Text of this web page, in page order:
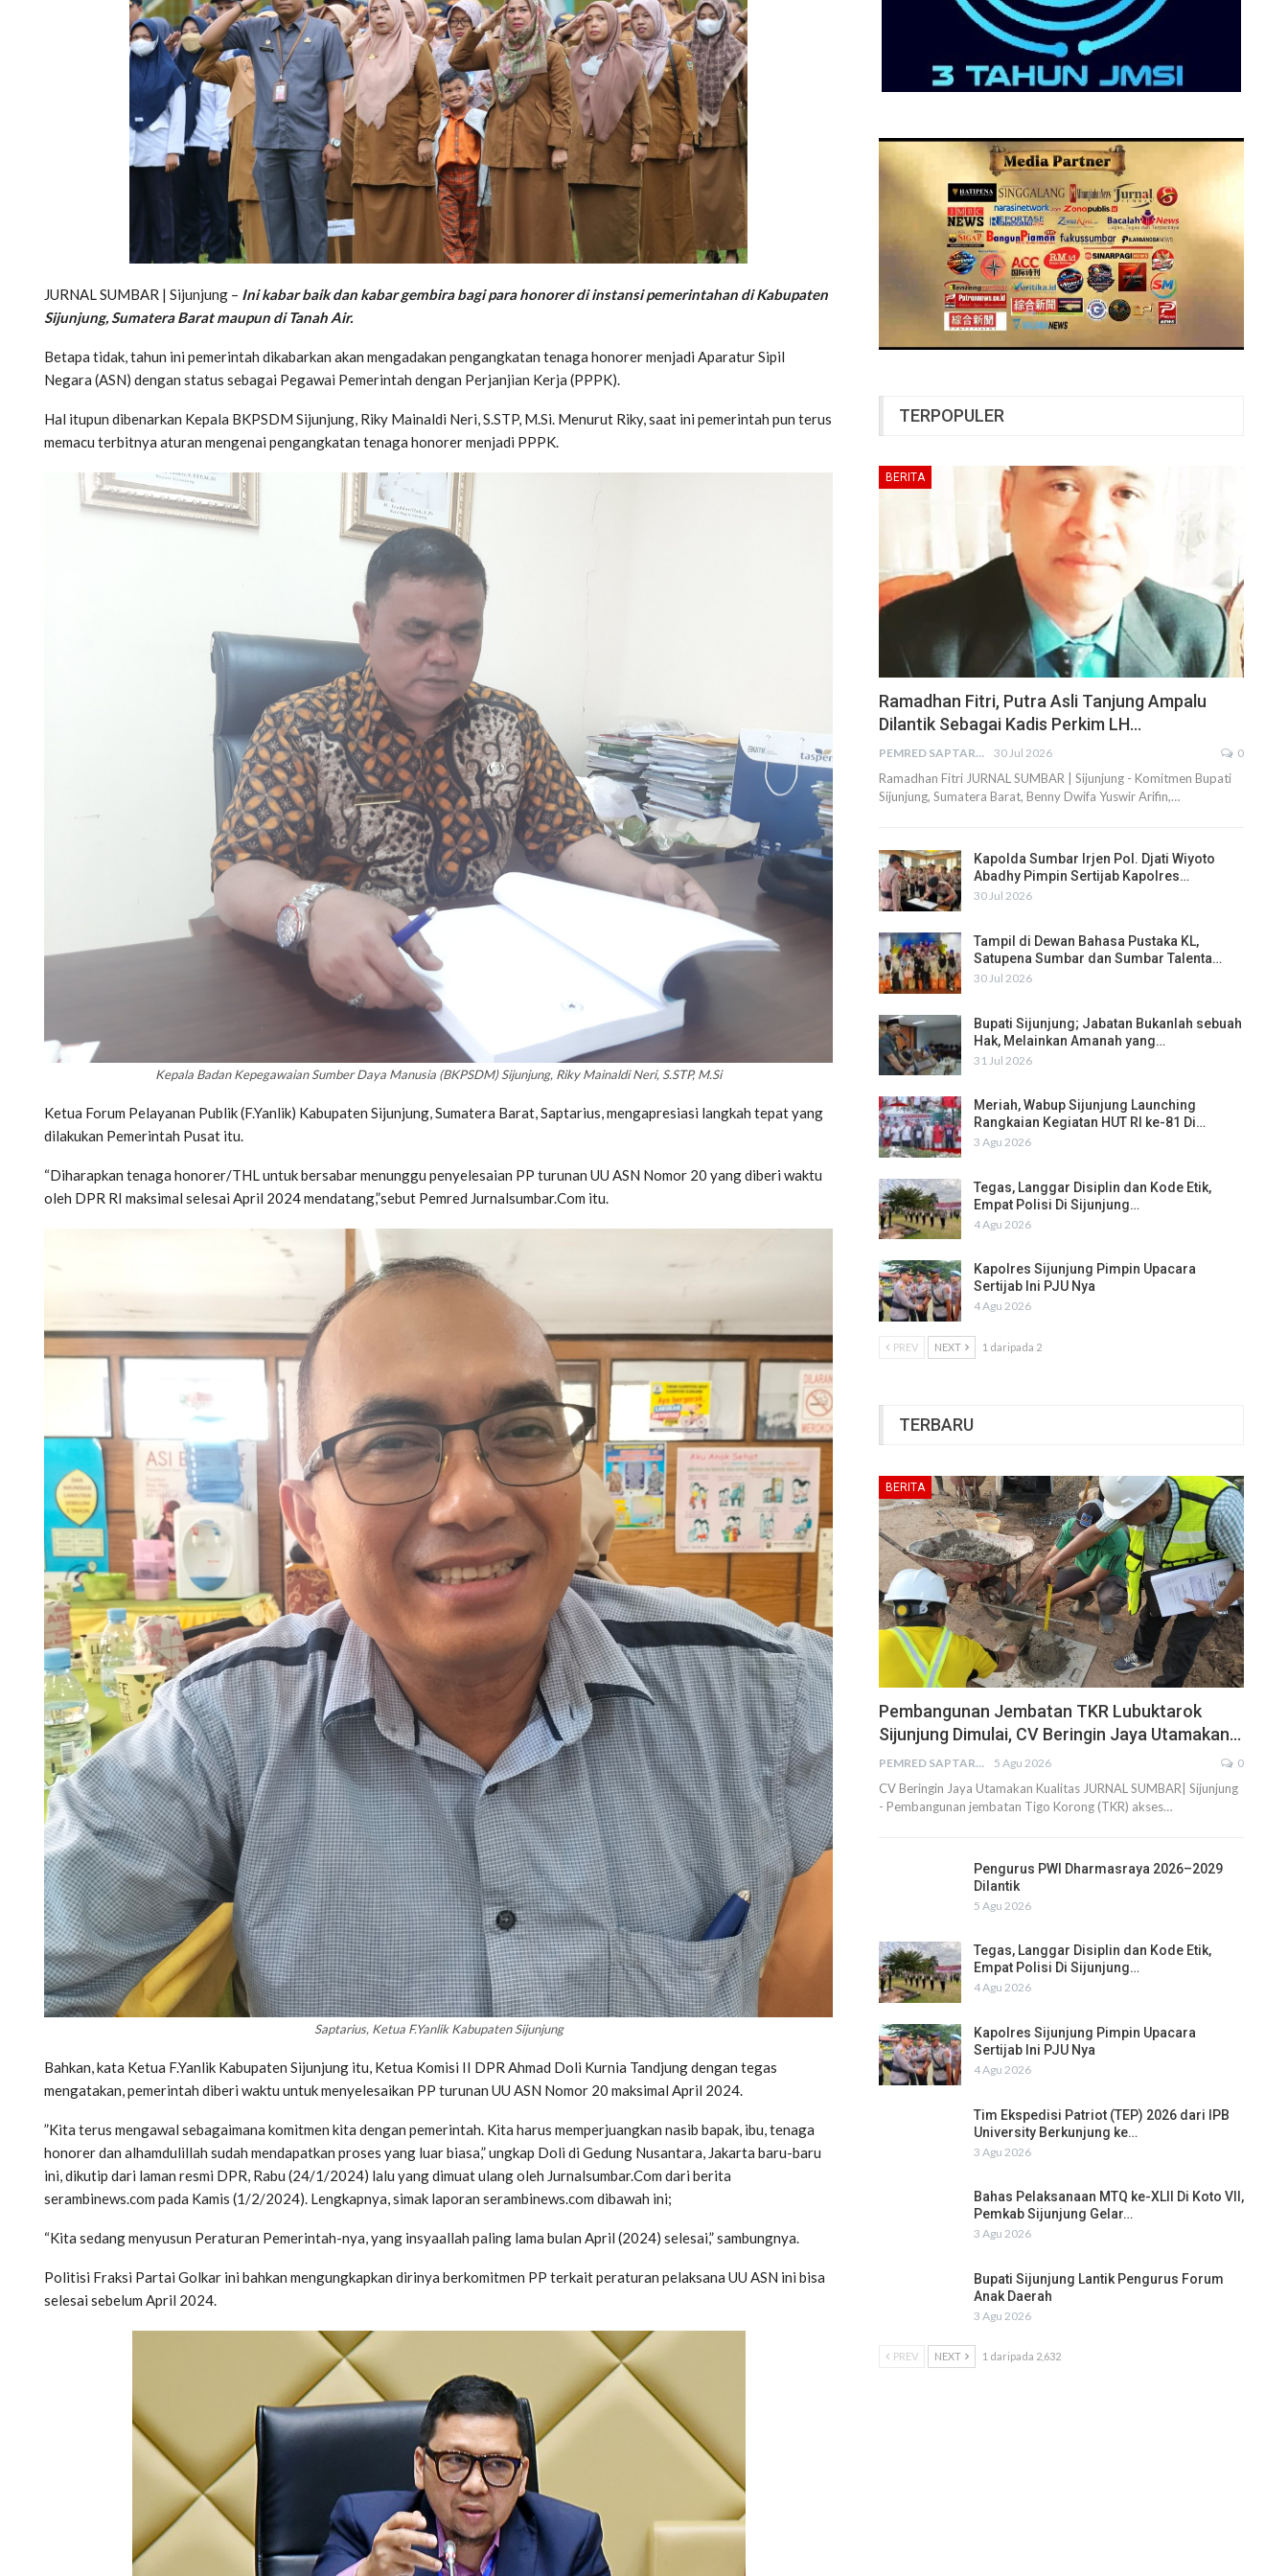
JURNAL SUMBAR | Sijunjung – Ini kabar baik dan kabar gembira bagi para honorer di instansi pemerintahan di Kabupaten
Sijunjung, Sumatera Barat maupun di Tanah Air.
Betapa tidak, tahun ini pemerintah dikabarkan akan mengadakan pengangkatan tenaga honorer menjadi Aparatur Sipil
Negara (ASN) dengan status sebagai Pegawai Pemerintah dengan Perjanjian Kerja (PPPK).
Hal itupun dibenarkan Kepala BKPSDM Sijunjung, Riky Mainaldi Neri, S.STP, M.Si. Menurut Riky, saat ini pemerintah pun terus
memacu terbitnya aturan mengenai pengangkatan tenaga honorer menjadi PPPK.
Kepala Badan Kepegawaian Sumber Daya Manusia (BKPSDM) Sijunjung, Riky Mainaldi Neri, S.STP, M.Si
Ketua Forum Pelayanan Publik (F.Yanlik) Kabupaten Sijunjung, Sumatera Barat, Saptarius, mengapresiasi langkah tepat yang
dilakukan Pemerintah Pusat itu.
“Diharapkan tenaga honorer/THL untuk bersabar menunggu penyelesaian PP turunan UU ASN Nomor 20 yang diberi waktu
oleh DPR RI maksimal selesai April 2024 mendatang,”sebut Pemred Jurnalsumbar.Com itu.
Saptarius, Ketua F.Yanlik Kabupaten Sijunjung
Bahkan, kata Ketua F.Yanlik Kabupaten Sijunjung itu, Ketua Komisi II DPR Ahmad Doli Kurnia Tandjung dengan tegas
mengatakan, pemerintah diberi waktu untuk menyelesaikan PP turunan UU ASN Nomor 20 maksimal April 2024.
”Kita terus mengawal sebagaimana komitmen kita dengan pemerintah. Kita harus memperjuangkan nasib bapak, ibu, tenaga
honorer dan alhamdulillah sudah mendapatkan proses yang luar biasa,” ungkap Doli di Gedung Nusantara, Jakarta baru-baru
ini, dikutip dari laman resmi DPR, Rabu (24/1/2024) lalu yang dimuat ulang oleh Jurnalsumbar.Com dari berita
serambinews.com pada Kamis (1/2/2024). Lengkapnya, simak laporan serambinews.com dibawah ini;
“Kita sedang menyusun Peraturan Pemerintah-nya, yang insyaallah paling lama bulan April (2024) selesai,” sambungnya.
Politisi Fraksi Partai Golkar ini bahkan mengungkapkan dirinya berkomitmen PP terkait peraturan pelaksana UU ASN ini bisa
selesai sebelum April 2024.
TERPOPULER
BERITA
Ramadhan Fitri, Putra Asli Tanjung Ampalu
Dilantik Sebagai Kadis Perkim LH…
PEMRED SAPTARIUS 30 Jul 2026 0
Ramadhan Fitri JURNAL SUMBAR | Sijunjung - Komitmen Bupati
Sijunjung, Sumatera Barat, Benny Dwifa Yuswir Arifin,…
Kapolda Sumbar Irjen Pol. Djati Wiyoto
Abadhy Pimpin Sertijab Kapolres…
30 Jul 2026
Tampil di Dewan Bahasa Pustaka KL,
Satupena Sumbar dan Sumbar Talenta…
30 Jul 2026
Bupati Sijunjung; Jabatan Bukanlah sebuah
Hak, Melainkan Amanah yang…
31 Jul 2026
Meriah, Wabup Sijunjung Launching
Rangkaian Kegiatan HUT RI ke-81 Di…
3 Agu 2026
Tegas, Langgar Disiplin dan Kode Etik,
Empat Polisi Di Sijunjung…
4 Agu 2026
Kapolres Sijunjung Pimpin Upacara
Sertijab Ini PJU Nya
4 Agu 2026
PREV NEXT 1 daripada 2
TERBARU
BERITA
Pembangunan Jembatan TKR Lubuktarok
Sijunjung Dimulai, CV Beringin Jaya Utamakan…
PEMRED SAPTARIUS 5 Agu 2026 0
CV Beringin Jaya Utamakan Kualitas JURNAL SUMBAR| Sijunjung
- Pembangunan jembatan Tigo Korong (TKR) akses…
Pengurus PWI Dharmasraya 2026–2029
Dilantik
5 Agu 2026
Tegas, Langgar Disiplin dan Kode Etik,
Empat Polisi Di Sijunjung…
4 Agu 2026
Kapolres Sijunjung Pimpin Upacara
Sertijab Ini PJU Nya
4 Agu 2026
Tim Ekspedisi Patriot (TEP) 2026 dari IPB
University Berkunjung ke…
3 Agu 2026
Bahas Pelaksanaan MTQ ke-XLII Di Koto VII,
Pemkab Sijunjung Gelar…
3 Agu 2026
Bupati Sijunjung Lantik Pengurus Forum
Anak Daerah
3 Agu 2026
PREV NEXT 1 daripada 2,632